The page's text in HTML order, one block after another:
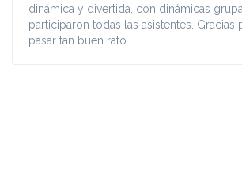
dinámica y divertida, con dinámicas
participaron todas las asistentes. Gracias
pasar tan buen rato